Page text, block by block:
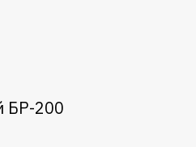
БР-200